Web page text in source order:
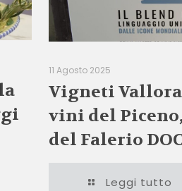
11 Agosto 2025
Vigneti
vini del
del Falerio
Leggi tutto